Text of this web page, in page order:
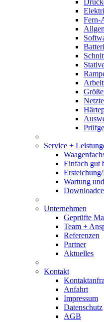
Fern-
Service +
Einfach gut
Wartung
Unternehmen
Geprüfte
Team +
Referenzen
Partner
Aktuelles
Kontakt
Anfahrt
Impressum
Datenschutz
AGB